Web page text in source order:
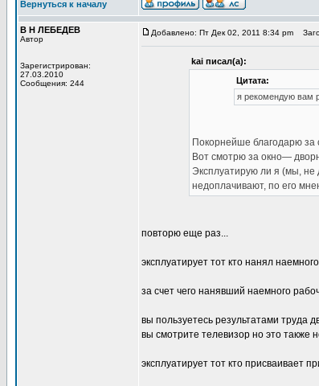
Вернуться к началу
В Н ЛЕБЕДЕВ
Автор
Зарегистрирован:
27.03.2010
Сообщения: 244
Добавлено: Пт Дек 02, 2011 8:34 pm
kai писал(а):
Цитата:
я рекомендую вам
Покорнейше благодарю за
Вот смотрю за окно—
Эксплуатирую ли я (мы, не
недоплачивают, по его
повторю еще раз...
эксплуатирует тот кто нанял
за счет чего нанявший наемного
вы пользуетесь результатами труда
вы смотрите телевизор но это также
эксплуатирует тот кто присваивает